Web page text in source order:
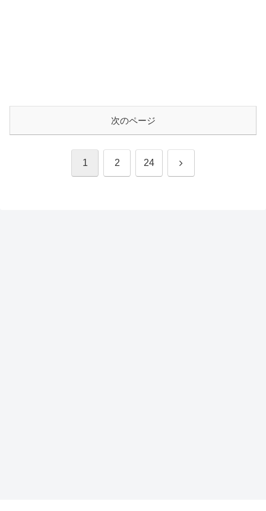
次のページ
1 2 24 次